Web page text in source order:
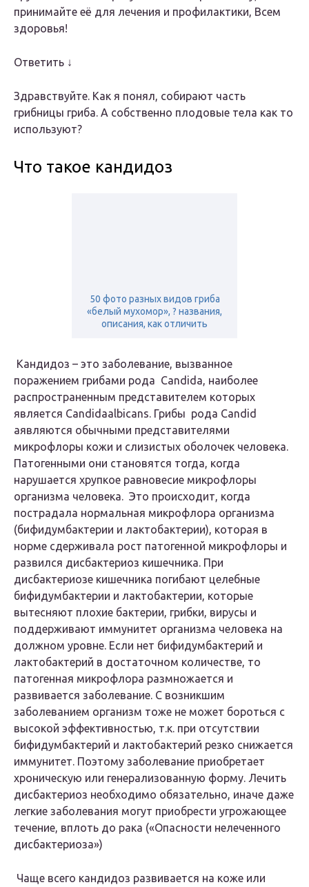
принимайте её для лечения и профилактики, Всем
здоровья!
Ответить ↓
Здравствуйте. Как я понял, собирают часть
грибницы гриба. А собственно плодовые тела как то
используют?
Что такое кандидоз
50 фото разных видов гриба
«белый мухомор», ? названия,
описания, как отличить
Кандидоз – это заболевание, вызванное
поражением грибами рода Candida, наиболее
распространенным представителем которых
является Candidaalbicans. Грибы рода Candid
aявляются обычными представителями
микрофлоры кожи и слизистых оболочек человека.
Патогенными они становятся тогда, когда
нарушается хрупкое равновесие микрофлоры
организма человека. Это происходит, когда
пострадала нормальная микрофлора организма
(бифидумбактерии и лактобактерии), которая в
норме сдерживала рост патогенной микрофлоры и
развился дисбактериоз кишечника. При
дисбактериозе кишечника погибают целебные
бифидумбактерии и лактобактерии, которые
вытесняют плохие бактерии, грибки, вирусы и
поддерживают иммунитет организма человека на
должном уровне. Если нет бифидумбактерий и
лактобактерий в достаточном количестве, то
патогенная микрофлора размножается и
развивается заболевание. С возникшим
заболеванием организм тоже не может бороться с
высокой эффективностью, т.к. при отсутствии
бифидумбактерий и лактобактерий резко снижается
иммунитет. Поэтому заболевание приобретает
хроническую или генерализованную форму. Лечить
дисбактериоз необходимо обязательно, иначе даже
легкие заболевания могут приобрести угрожающее
течение, вплоть до рака («Опасности нелеченного
дисбактериоза»)
Чаще всего кандидоз развивается на коже или